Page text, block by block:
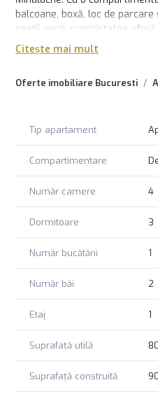
Oferte imobiliare Bucuresti
balcoane, boxă, loc de
spații verzi, proprietatea
către parcuri, școli și puncte
de întreținere sunt reduse, iar
Citește mai mult
Tip apartament
Compartimentare
Număr camere 4
Dormitoare 3
Număr bucătării 1
Număr băi 2
Etaj 1
Suprafață utilă
Suprafață construită